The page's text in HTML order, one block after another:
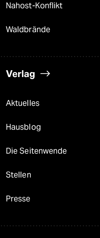
Nahost-Konflikt
Waldbrände
Verlag
Aktuelles
Hausblog
Die Seitenwende
Stellen
Presse